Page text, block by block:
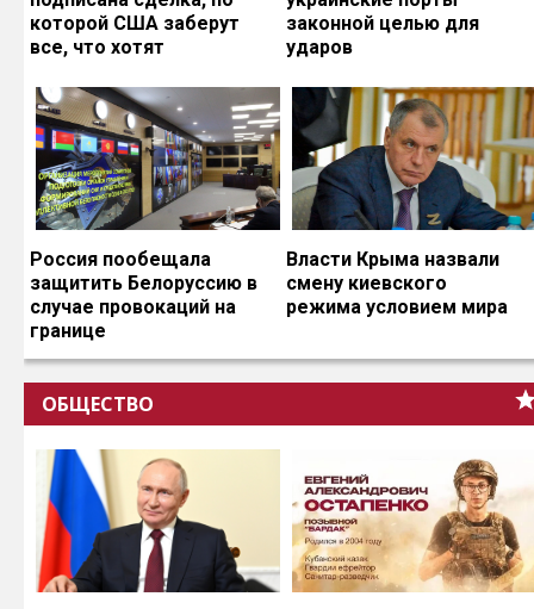
которой США заберут
все, что хотят
законной целью для
ударов
Россия пообещала
защитить Белоруссию в
случае провокаций на
границе
Власти Крыма назвали
смену киевского
режима условием мира
ОБЩЕСТВО